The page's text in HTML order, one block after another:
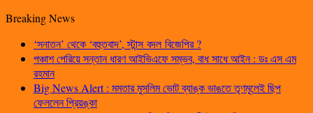
Breaking News
‘সনাতন’ থেকে ‘বহুতবাদ’, স্টান্স বদল বিজেপির ?
পঞ্চাশ পেরিয়ে সন্তান ধারণ আইভিএফে সম্ভব, বাধ সাধে আইন : ডঃ এস এম
রহমান
Big News Alert : মমতার মুসলিম ভোট ব্যাঙ্ক ভাঙতে তৃণমূলেই ছিপ
ফেললেন প্রিয়ঙ্কা